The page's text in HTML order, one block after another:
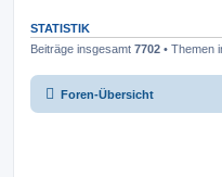
STATISTIK
Beiträge insgesamt 7702 • Themen
Foren-Übersicht